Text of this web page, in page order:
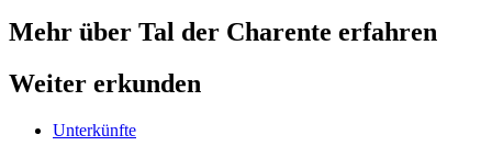
Mehr über Tal der Charente erfahren
Weiter erkunden
Unterkünfte